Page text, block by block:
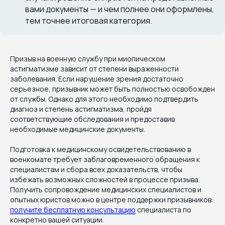
вами документы — и чем полнее они оформлены,
тем точнее итоговая категория.
Призыв на военную службу при миопическом
астигматизме зависит от степени выраженности
заболевания. Если нарушение зрения достаточно
серьезное, призывник может быть полностью освобожден
от службы. Однако для этого необходимо подтвердить
диагноз и степень астигматизма, пройдя
соответствующие обследования и предоставив
необходимые медицинские документы.
Подготовка к медицинскому освидетельствованию в
военкомате требует заблаговременного обращения к
специалистам и сбора всех доказательств, чтобы
избежать возможных сложностей в процессе призыва.
Получить сопровождение медицинских специалистов и
опытных юристов можно в центре поддержки призывников:
получите бесплатную консультацию специалиста по
конкретно вашей ситуации.